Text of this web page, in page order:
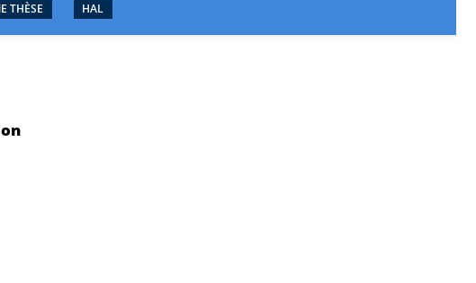
THÈSE HAL